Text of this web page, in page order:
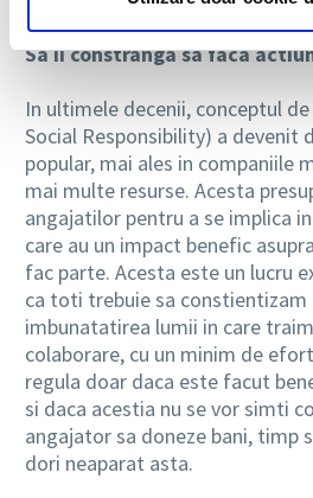
Sa ii constranga sa faca
In ultimele decenii, conceptul
Social Responsibility) a devenit
popular, mai ales in companiile
mai multe resurse. Acesta
angajatilor pentru a se implica
care au un impact benefic
fac parte. Acesta este un lucru
ca toti trebuie sa constientizam
imbunatatirea lumii in care
colaborare, cu un minim de
regula doar daca este facut
si daca acestia nu se vor simti
angajator sa doneze bani, timp
dori neaparat asta.